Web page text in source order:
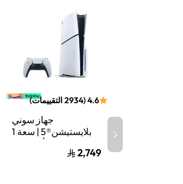
4.6
(
2934 التقييمات)
جهاز سوني
بلايستيشن®5 | سعة 1
السرعة للألعاب | تتبع
2,749